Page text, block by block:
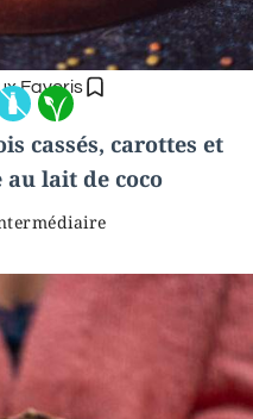
Favoris
cassés, carottes et
au lait de coco